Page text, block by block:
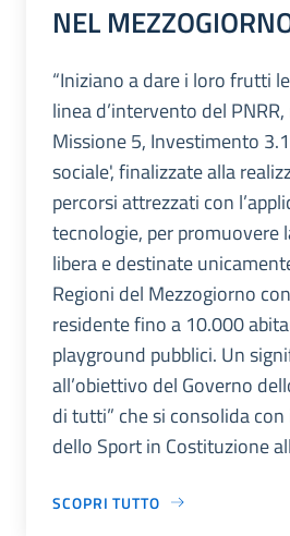
NEL
“Iniziano a dare i loro frutti
linea d’intervento del
Missione 5, Investimento
sociale', finalizzate alla
percorsi attrezzati con
tecnologie, per promuovere
libera e destinate
Regioni del Mezzogiorno
residente fino a 10.000
playground pubblici. Un
all’obiettivo del Governo
di tutti” che si consolida
dello Sport in Costituzione
SCOPRI TUTTO